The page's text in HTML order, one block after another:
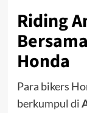
Riding
Honda
Para bikers
berkumpul di